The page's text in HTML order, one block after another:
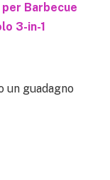
per Barbecue
3-in-1
un guadagno